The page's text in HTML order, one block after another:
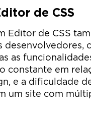
de CSS
Editor de CSS
desenvolvedores,
as
constante em
e a dificuldade
um site com